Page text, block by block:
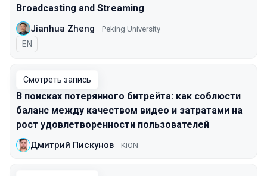
Broadcasting and Streaming
Jianhua Zheng Peking University
На английском языке
EN
Смотреть запись
В поисках потерянного битрейта: как соблюсти
баланс между качеством видео и затратами на
рост удовлетворенности пользователей
Дмитрий Пискунов KION